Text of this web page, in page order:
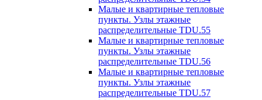
Малые и квартирные тепловые
пункты. Узлы этажные
распределительные TDU.55
Малые и квартирные тепловые
пункты. Узлы этажные
распределительные TDU.56
Малые и квартирные тепловые
пункты. Узлы этажные
распределительные TDU.57